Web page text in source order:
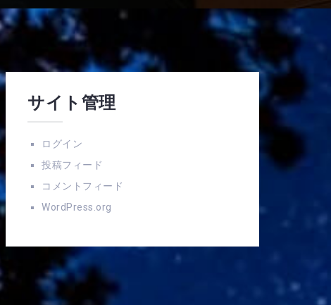
サイト管理
ログイン
投稿フィード
コメントフィード
WordPress.org